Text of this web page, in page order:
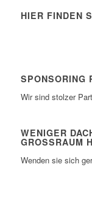
HIER FINDEN
SPONSORING
Wir sind stolzer
WENIGER
GROSSRAUM
Wenden sie sich